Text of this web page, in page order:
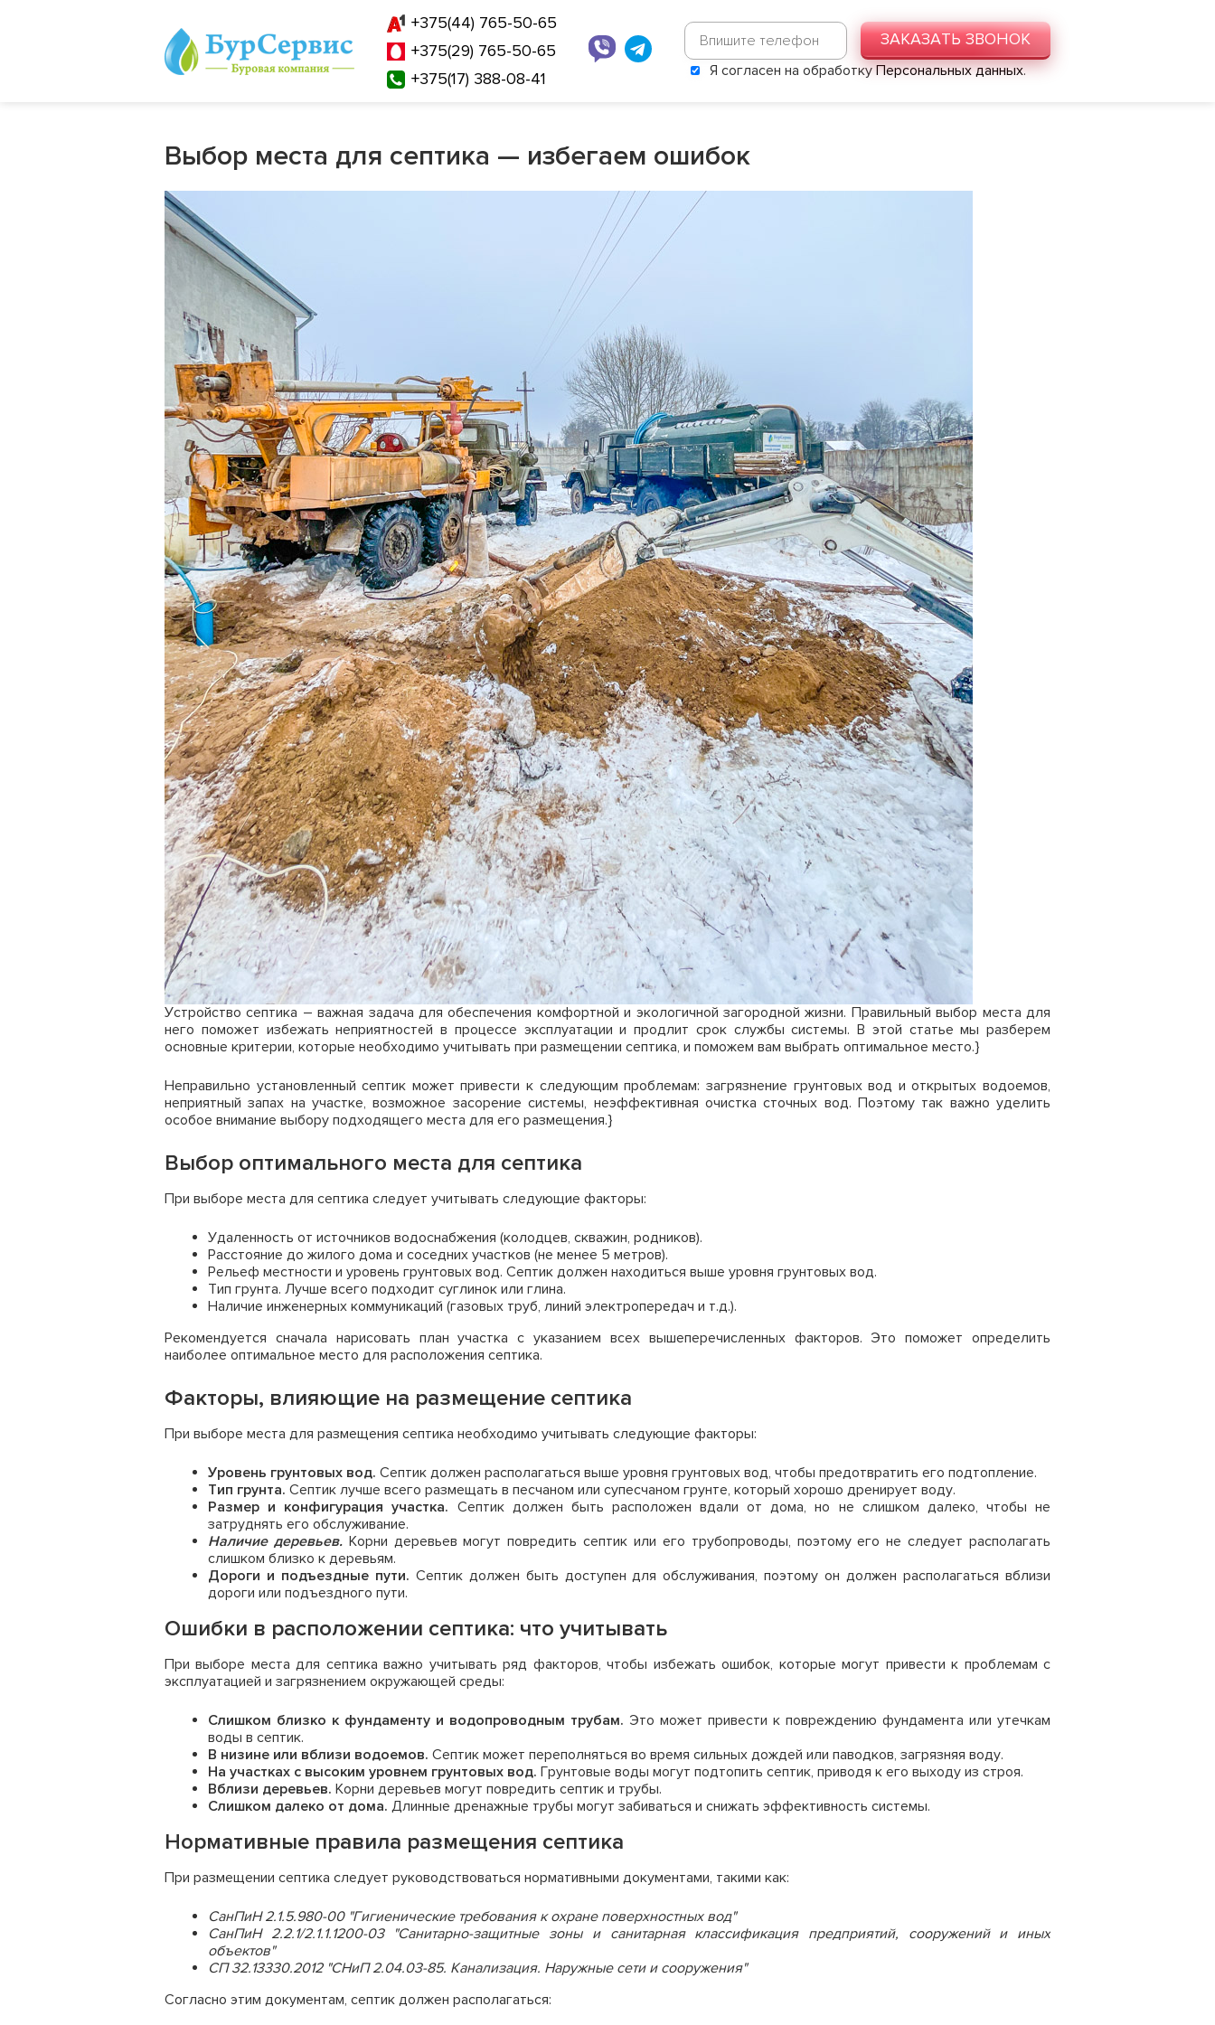
+375(44) 765-50-65
+375(29) 765-50-65
+375(17) 388-08-41
ЗАКАЗАТЬ ЗВОНОК
Я согласен на обработкуПерсональных данных.
Выбор места для септика — избегаем ошибок
Устройство септика – важная задача для обеспечения комфортной и экологичной загородной жизни. Правильный выбор места для
него поможет избежать неприятностей в процессе эксплуатации и продлит срок службы системы. В этой статье мы разберем
основные критерии, которые необходимо учитывать при размещении септика, и поможем вам выбрать оптимальное место.}
Неправильно установленный септик может привести к следующим проблемам: загрязнение грунтовых вод и открытых водоемов,
неприятный запах на участке, возможное засорение системы, неэффективная очистка сточных вод. Поэтому так важно уделить
особое внимание выбору подходящего места для его размещения.}
Выбор оптимального места для септика
При выборе места для септика следует учитывать следующие факторы:
Удаленность от источников водоснабжения (колодцев, скважин, родников).
Расстояние до жилого дома и соседних участков (не менее 5 метров).
Рельеф местности и уровень грунтовых вод. Септик должен находиться выше уровня грунтовых вод.
Тип грунта. Лучше всего подходит суглинок или глина.
Наличие инженерных коммуникаций (газовых труб, линий электропередач и т.д.).
Рекомендуется сначала нарисовать план участка с указанием всех вышеперечисленных факторов. Это поможет определить
наиболее оптимальное место для расположения септика.
Факторы, влияющие на размещение септика
При выборе места для размещения септика необходимо учитывать следующие факторы:
Уровень грунтовых вод. Септик должен располагаться выше уровня грунтовых вод, чтобы предотвратить его подтопление.
Тип грунта. Септик лучше всего размещать в песчаном или супесчаном грунте, который хорошо дренирует воду.
Размер и конфигурация участка. Септик должен быть расположен вдали от дома, но не слишком далеко, чтобы не
затруднять его обслуживание.
Наличие деревьев.Корни деревьев могут повредить септик или его трубопроводы, поэтому его не следует располагать
слишком близко к деревьям.
Дороги и подъездные пути. Септик должен быть доступен для обслуживания, поэтому он должен располагаться вблизи
дороги или подъездного пути.
Ошибки в расположении септика: что учитывать
При выборе места для септика важно учитывать ряд факторов, чтобы избежать ошибок, которые могут привести к проблемам с
эксплуатацией и загрязнением окружающей среды:
Слишком близко к фундаменту и водопроводным трубам. Это может привести к повреждению фундамента или утечкам
воды в септик.
В низине или вблизи водоемов. Септик может переполняться во время сильных дождей или паводков, загрязняя воду.
На участках с высоким уровнем грунтовых вод. Грунтовые воды могут подтопить септик, приводя к его выходу из строя.
Вблизи деревьев. Корни деревьев могут повредить септик и трубы.
Слишком далеко от дома. Длинные дренажные трубы могут забиваться и снижать эффективность системы.
Нормативные правила размещения септика
При размещении септика следует руководствоваться нормативными документами, такими как:
СанПиН 2.1.5.980-00 "Гигиенические требования к охране поверхностных вод"
СанПиН 2.2.1/2.1.1.1200-03 "Санитарно-защитные зоны и санитарная классификация предприятий, сооружений и иных
объектов"
СП 32.13330.2012 "СНиП 2.04.03-85. Канализация. Наружные сети и сооружения"
Согласно этим документам, септик должен располагаться: